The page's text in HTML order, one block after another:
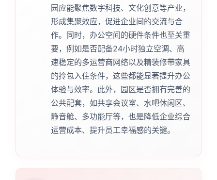
园应能聚焦数字科技、文化创意等产业，
形成集聚效应，促进企业间的交流与合
作。同时，办公空间的硬件条件也至关重
要，例如是否配备24小时独立空调、高
速稳定的多运营商网络以及精装修带家具
的拎包入住条件，这些都能显著提升办公
体验与效率。此外，园区是否拥有完善的
公共配套，如共享会议室、水吧休闲区、
静音舱、多功能厅等，也是降低企业综合
运营成本、提升员工幸福感的关键。